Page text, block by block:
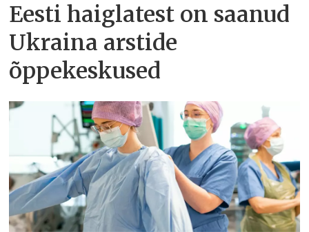
Eesti haiglatest on saanud
Ukraina arstide
õppekeskused